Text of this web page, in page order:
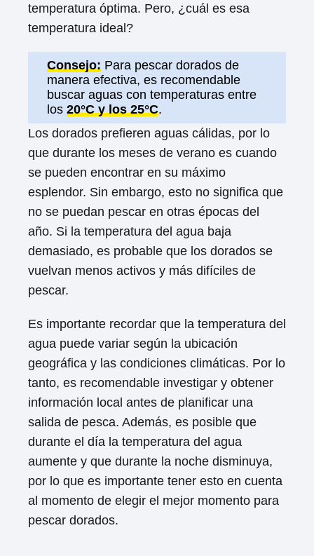
temperatura óptima. Pero, ¿cuál es esa
temperatura ideal?
Consejo: Para pescar dorados de
manera efectiva, es recomendable
buscar aguas con temperaturas entre
los 20°C y los 25°C.
Los dorados prefieren aguas cálidas, por lo
que durante los meses de verano es cuando
se pueden encontrar en su máximo
esplendor. Sin embargo, esto no significa que
no se puedan pescar en otras épocas del
año. Si la temperatura del agua baja
demasiado, es probable que los dorados se
vuelvan menos activos y más difíciles de
pescar.
Es importante recordar que la temperatura del
agua puede variar según la ubicación
geográfica y las condiciones climáticas. Por lo
tanto, es recomendable investigar y obtener
información local antes de planificar una
salida de pesca. Además, es posible que
durante el día la temperatura del agua
aumente y que durante la noche disminuya,
por lo que es importante tener esto en cuenta
al momento de elegir el mejor momento para
pescar dorados.